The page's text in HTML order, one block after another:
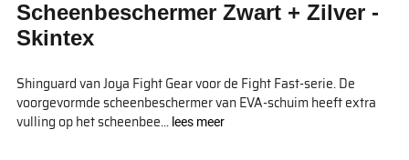
einde
van
afbeeldingen-
gallerij
begin
van
afbeeldingen-
gallerij
Scheenbeschermer Zwart + Zilver -
Skintex
Shinguard van Joya Fight Gear voor de Fight Fast-serie. De
voorgevormde scheenbeschermer van EVA-schuim heeft extra
vulling op het scheenbee... lees meer